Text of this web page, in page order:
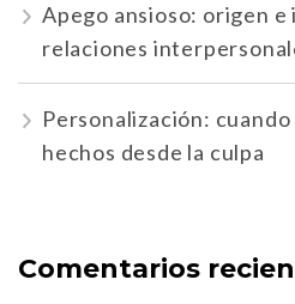
Apego ansioso: origen e
relaciones
Personalización:
hechos desde la culpa
Comentarios